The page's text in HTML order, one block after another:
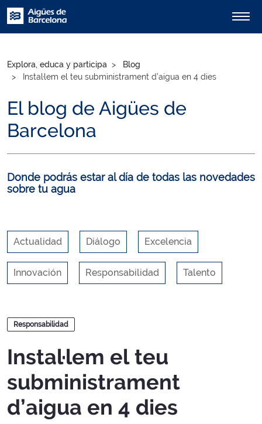
Explora, educa y participa
Blog
Instal·lem el teu subministrament d’aigua en 4 dies
El blog de Aigües de
Barcelona
Donde podrás estar al día de todas las novedades
sobre tu agua
Actualidad Diálogo Excelencia
Innovación Responsabilidad Talento
Blogs
Responsabilidad
Instal·lem el teu
subministrament
d’aigua en 4 dies